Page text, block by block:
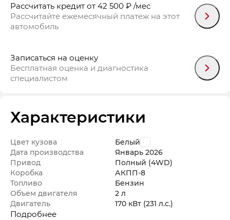
Рассчитать кредит от 42 500 ₽ /мес
Рассчитайте ежемесячный платеж на этот
автомобиль
Записаться на оценку
Бесплатная оценка и диагностика
специалистом
Характеристики
Цвет кузова
Белый
Дата производства
Январь 2026
Привод
Полный (4WD)
Коробка
АКПП-8
Топливо
Бензин
Объем двигателя
2 л
Двигатель
170 кВт (231 л.с.)
Подробнее